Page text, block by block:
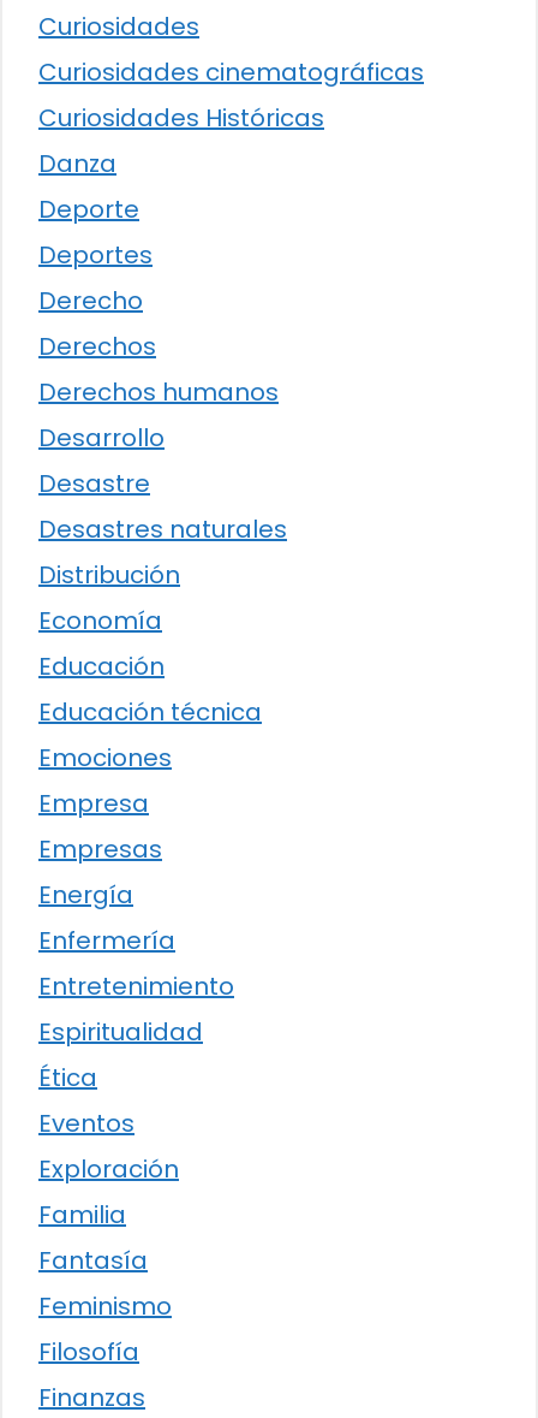
Curiosidades
Curiosidades cinematográficas
Curiosidades Históricas
Danza
Deporte
Deportes
Derecho
Derechos
Derechos humanos
Desarrollo
Desastre
Desastres naturales
Distribución
Economía
Educación
Educación técnica
Emociones
Empresa
Empresas
Energía
Enfermería
Entretenimiento
Espiritualidad
Ética
Eventos
Exploración
Familia
Fantasía
Feminismo
Filosofía
Finanzas